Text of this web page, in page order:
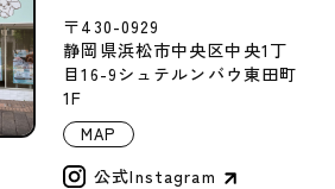
〒430-0929
静岡県浜松市中央区中央1丁
目16-9シュテルンバウ東田町
1F
MAP
公式Instagram